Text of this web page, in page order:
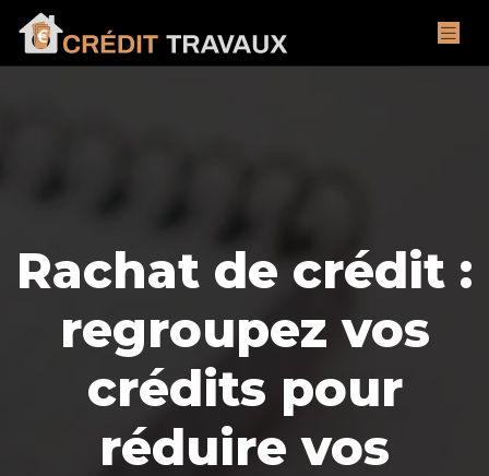
Rachat de crédit :
regroupez vos
crédits pour
réduire vos